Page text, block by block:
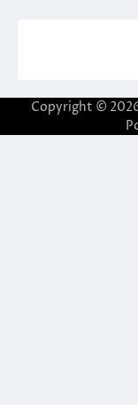
Copyright ©